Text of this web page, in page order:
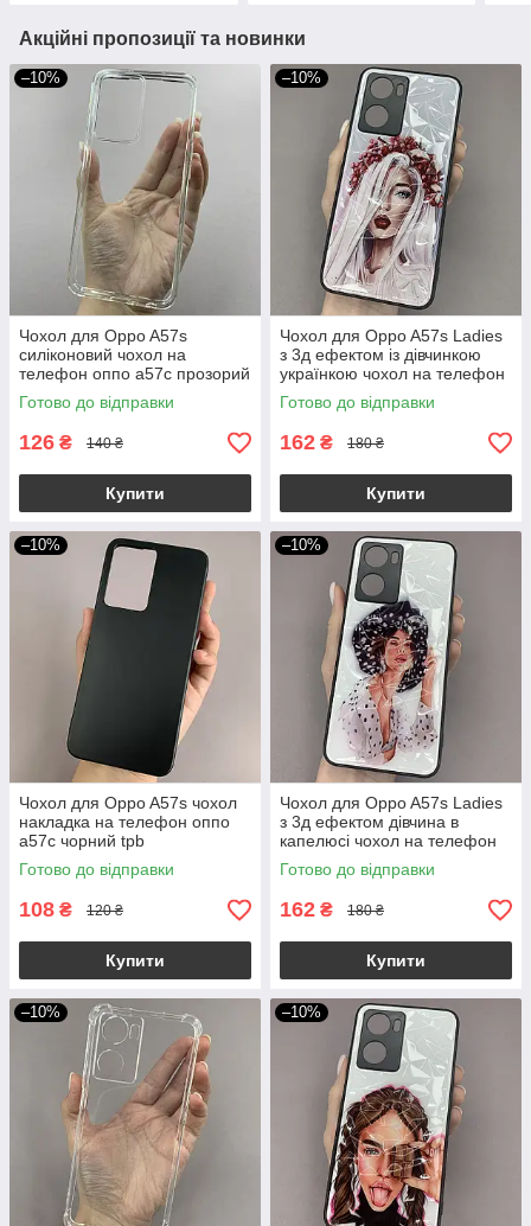
Акційні пропозиції та новинки
–10%
Чохол для Oppo A57s
силіконовий чохол на
телефон оппо а57с прозорий
NSP
Готово до відправки
126 ₴ 140 ₴
Купити
–10%
Чохол для Oppo A57s Ladies
з 3д ефектом із дівчинкою
українкою чохол на телефон
оппо а57с білий
Готово до відправки
162 ₴ 180 ₴
Купити
–10%
Чохол для Oppo A57s чохол
накладка на телефон оппо
а57с чорний tpb
Готово до відправки
108 ₴ 120 ₴
Купити
–10%
Чохол для Oppo A57s Ladies
з 3д ефектом дівчина в
капелюсі чохол на телефон
оппо а57с білий
Готово до відправки
162 ₴ 180 ₴
Купити
–10% –10%